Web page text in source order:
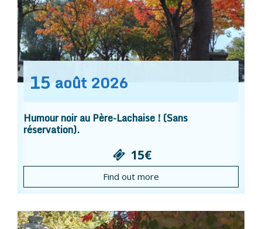
15 août 2026
Humour noir au Père-Lachaise ! (Sans
réservation).
15€
Find out more